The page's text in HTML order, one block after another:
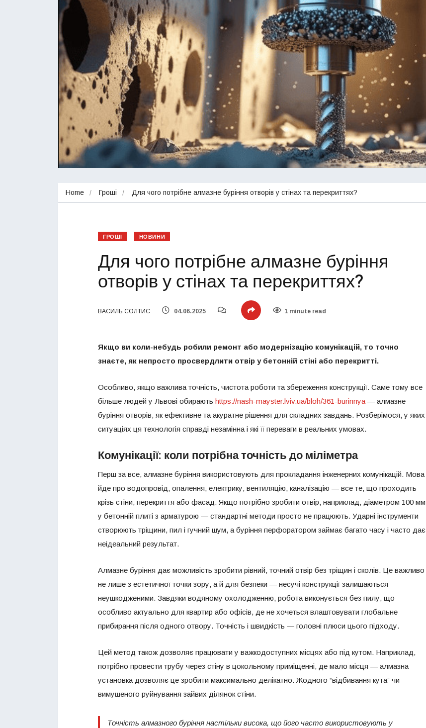
Home Гроші Для чого потрібне алмазне буріння отворів у стінах та перекриттях?
ГРОШІ НОВИНИ
Для чого потрібне алмазне буріння
отворів у стінах та перекриттях?
ВАСИЛЬ СОЛТИС 04.06.2025 1 minute read
Якщо ви коли-небудь робили ремонт або модернізацію комунікацій, то точно
знаєте, як непросто просвердлити отвір у бетонній стіні або перекритті.
Особливо, якщо важлива точність, чистота роботи та збереження конструкції. Саме тому все
більше людей у Львові обирають https://nash-mayster.lviv.ua/bloh/361-burinnya — алмазне
буріння отворів, як ефективне та акуратне рішення для складних завдань. Розберімося, у яких
ситуаціях ця технологія справді незамінна і які її переваги в реальних умовах.
Комунікації: коли потрібна точність до міліметра
Перш за все, алмазне буріння використовують для прокладання інженерних комунікацій. Мова
йде про водопровід, опалення, електрику, вентиляцію, каналізацію — все те, що проходить
крізь стіни, перекриття або фасад. Якщо потрібно зробити отвір, наприклад, діаметром 100 мм
у бетонній плиті з арматурою — стандартні методи просто не працюють. Ударні інструменти
створюють тріщини, пил і гучний шум, а буріння перфоратором займає багато часу і часто дає
неідеальний результат.
Алмазне буріння дає можливість зробити рівний, точний отвір без тріщин і сколів. Це важливо
не лише з естетичної точки зору, а й для безпеки — несучі конструкції залишаються
неушкодженими. Завдяки водяному охолодженню, робота виконується без пилу, що
особливо актуально для квартир або офісів, де не хочеться влаштовувати глобальне
прибирання після одного отвору. Точність і швидкість — головні плюси цього підходу.
Цей метод також дозволяє працювати у важкодоступних місцях або під кутом. Наприклад,
потрібно провести трубу через стіну в цокольному приміщенні, де мало місця — алмазна
установка дозволяє це зробити максимально делікатно. Жодного “відбивання кута” чи
вимушеного руйнування зайвих ділянок стіни.
Точність алмазного буріння настільки висока, що його часто використовують у